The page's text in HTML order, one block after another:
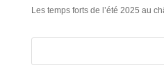
Les temps forts de l’été 2025 au